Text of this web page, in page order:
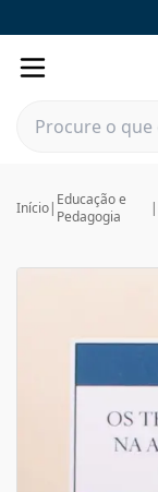
Início| Educação e
Pedagogia
|